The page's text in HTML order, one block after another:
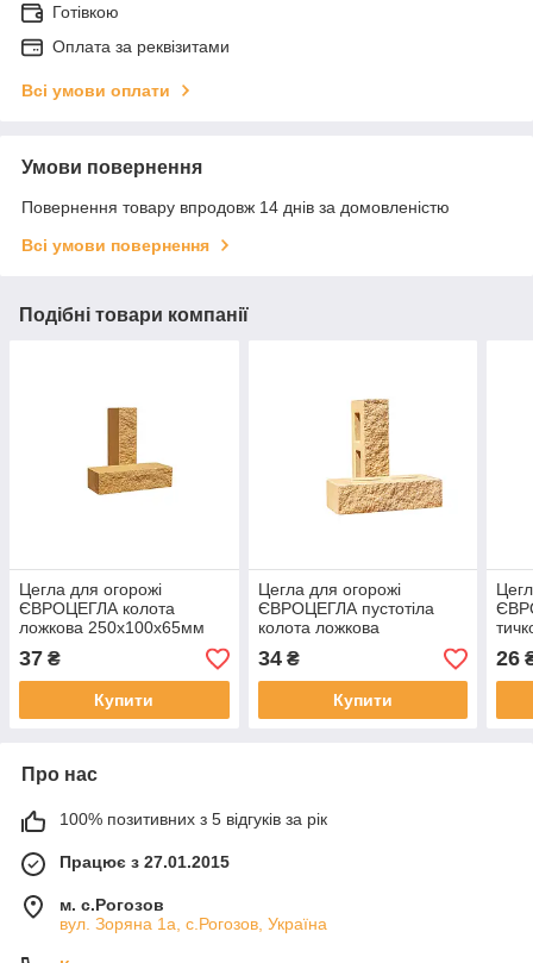
Готівкою
Оплата за реквізитами
Всі умови оплати
Умови повернення
Повернення товару впродовж 14 днів за домовленістю
Всі умови повернення
Подібні товари компанії
Цегла для огорожі
ЄВРОЦЕГЛА колота
ложкова 250х100х65мм
слонова кістка
37 ₴
Купити
Цегла для огорожі
ЄВРОЦЕГЛА пустотіла
колота ложкова
250х100х65мм слонова
кістка
34₴
Купити
26
Про нас
100% позитивних з 5 відгуків за рік
Працює з 27.01.2015
м. с.Рогозов
вул. Зоряна 1а, с.Рогозов, Україна